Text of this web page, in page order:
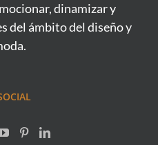
dinamizar y
del ámbito del diseño y